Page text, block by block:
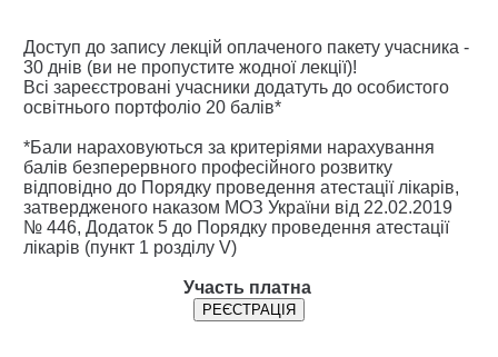
Доступ до запису лекцій оплаченого пакету учасника -
30 днів (ви не пропустите жодної лекції)!
Всі зареєстровані учасники додатуть до особистого
освітнього портфоліо 20 балів*
*Бали нараховуються за критеріями нарахування
балів безперервного професійного розвитку
відповідно до Порядку проведення атестації лікарів,
затвердженого наказом МОЗ України від 22.02.2019
№ 446, Додаток 5 до Порядку проведення атестації
лікарів (пункт 1 розділу V)
Участь платна